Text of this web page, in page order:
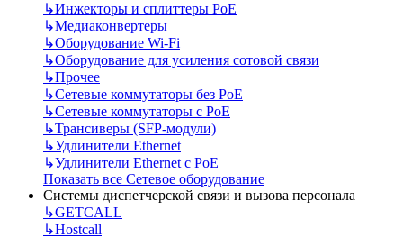
↳Инжекторы и сплиттеры РоЕ
↳Медиаконвертеры
↳Оборудование Wi-Fi
↳Оборудование для усиления сотовой связи
↳Прочее
↳Сетевые коммутаторы без РоЕ
↳Сетевые коммутаторы с РоЕ
↳Трансиверы (SFP-модули)
↳Удлинители Ethernet
↳Удлинители Ethernet с PoE
Показать все Сетевое оборудование
Системы диспетчерской связи и вызова персонала
↳GETCALL
↳Hostcall